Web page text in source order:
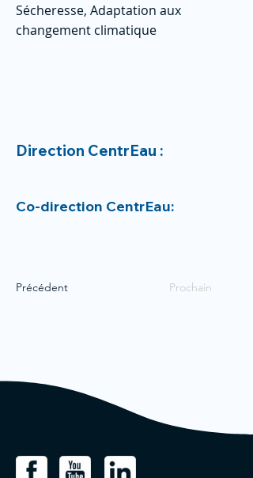
Sécheresse, Adaptation aux
changement climatique
Direction CentrEau :
Co-direction CentrEau:
Précédent Prochain